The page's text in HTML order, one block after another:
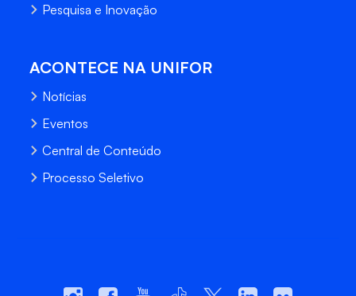
Pesquisa e Inovação
ACONTECE NA UNIFOR
Notícias
Eventos
Central de Conteúdo
Processo Seletivo